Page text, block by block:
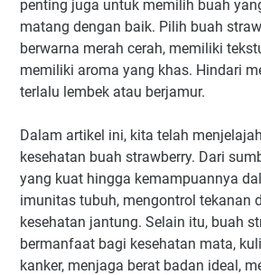
penting juga untuk memilih buah
matang dengan baik. Pilih buah
berwarna merah cerah, memiliki
memiliki aroma yang khas. Hindari
terlalu lembek atau berjamur.
Dalam artikel ini, kita telah
kesehatan buah strawberry. Dari
yang kuat hingga kemampuannya
imunitas tubuh, mengontrol tekanan
kesehatan jantung. Selain itu, buah
bermanfaat bagi kesehatan mata,
kanker, menjaga berat badan ideal,